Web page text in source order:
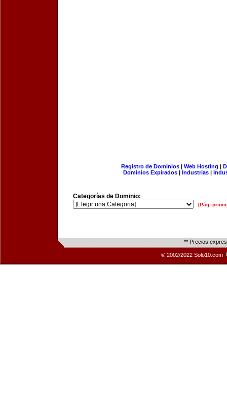
Registro de Dominios| Web Hosting |
Dominios Expirados | Industrias |
Categorías de Dominio:
[Pág.
** Precios
© 2002/2022 Solo10.com